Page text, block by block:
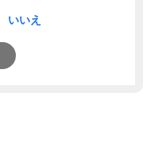
いいえ